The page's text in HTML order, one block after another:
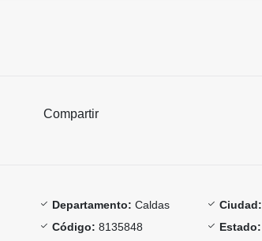
Compartir
Departamento: Caldas Ciudad:
Código: 8135848 Estado: